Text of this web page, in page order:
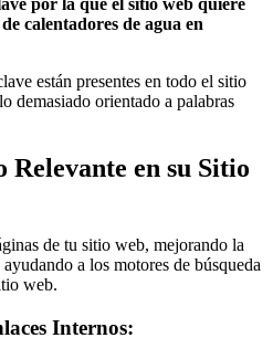
por la que el sitio web quiere
calentadores de agua en
están presentes en todo el sitio
demasiado orientado a palabras
Relevante en su Sitio
de tu sitio web, mejorando la
a los motores de búsqueda
web.
Internos: